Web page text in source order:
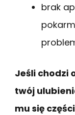
brak
Jeśli chodzi
twój
mu się